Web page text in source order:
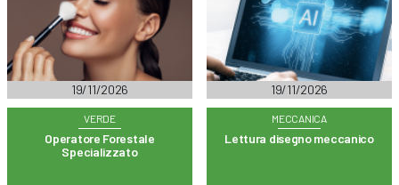
19/11/2026 19/11/2026
VERDE
Operatore Forestale
Specializzato
MECCANICA
Lettura disegno meccanico